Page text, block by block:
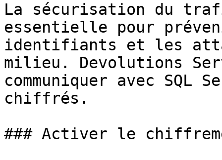
La sécurisation du
essentielle pour
identifiants et les
milieu. Devolutions
communiquer avec SQL
chiffrés.
### Activer le